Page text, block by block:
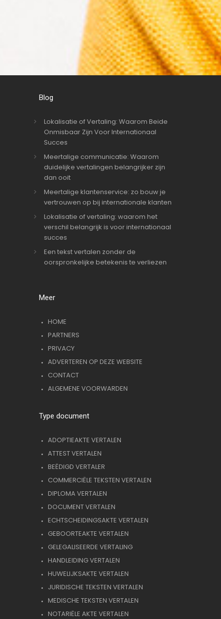
Blog
Lokalisatie of Vertaling: Waarom Beide
Onmisbaar Zijn Voor Internationaal
Succes
Meertalige communicatie: Waarom
duidelijke vertalingen belangrijker zijn
dan ooit
Meertalige klantenservice: zo bouw je
vertrouwen op bij internationale klanten
Lokalisatie of vertaling: waarom het
verschil belangrijk is voor internationaal
succes
Een tekst vertalen zonder de
oorspronkelijke betekenis te verliezen
Meer
HOME
PARTNERS
PRIVACY
ADVERTEREN OP DEZE WEBSITE
CONTACT
ALGEMENE VOORWARDEN
Type document
ADOPTIEAKTE VERTALEN
ATTEST VERTALEN
BEËDIGD VERTALER
COMMERCIËLE TEKSTEN VERTALEN
DIPLOMA VERTALEN
DOCUMENT VERTALEN
ECHTSCHEIDINGSAKTE VERTALEN
GEBOORTEAKTE VERTALEN
GELEGALISEERDE VERTALING
HANDLEIDING VERTALEN
HUWELIJKSAKTE VERTALEN
JURIDISCHE TEKSTEN VERTALEN
MEDISCHE TEKSTEN VERTALEN
NOTARIËLE AKTE VERTALEN